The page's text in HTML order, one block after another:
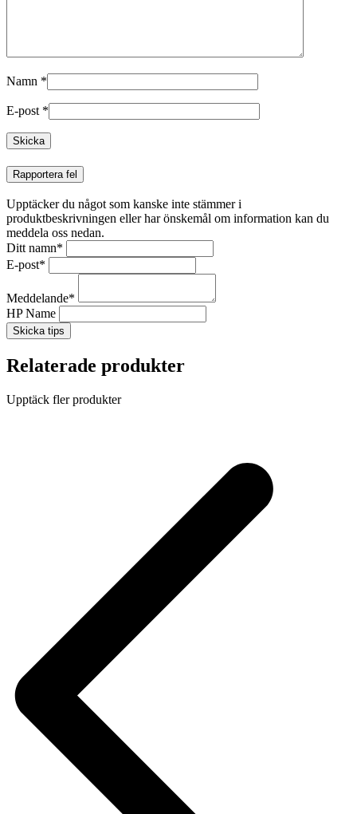
Namn *
E-post *
Rapportera fel
Upptäcker du något som kanske inte stämmer i
produktbeskrivningen eller har önskemål om information kan du
meddela oss nedan.
Ditt namn*
E-post*
Meddelande*
HP Name
Skicka tips
Relaterade produkter
Upptäck fler produkter